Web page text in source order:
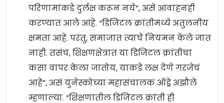
परिणामांकडे दुर्लक्ष करून नये”, असे आवाहनही
करण्यात आले आहे. “डिजिटल क्रांतीमध्ये अतुलनीय
क्षमता आहे. परंतु, समाजात त्याचे नियमन केले जात
नाही. तसंच, शिक्षणक्षेत्रात या डिजिटल क्रांतीचा
कसा वापर केला जातोय, याकडे लक्ष देणे गरजेचं
आहे”, असं युनेस्कोच्या महासंचालक ऑड्रे अझौले
म्हणाल्या. “शिक्षणातील डिजिटल क्रांती ही